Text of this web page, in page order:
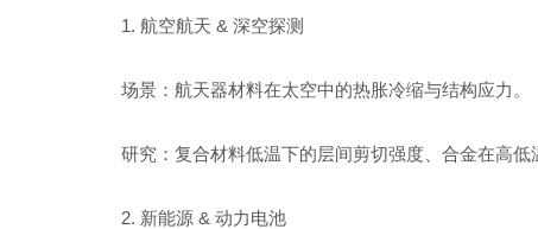
1. 航空航天 & 深空探测
场景： 航天器材料在太空中的热胀冷缩与结构应力。
研究：复合材料低温下的层间剪切强度、合金在高
2. 新能源 & 动力电池